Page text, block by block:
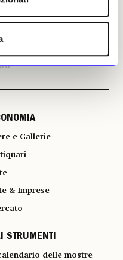
e Gallerie
& Imprese
STRUMENTI
delle mostre